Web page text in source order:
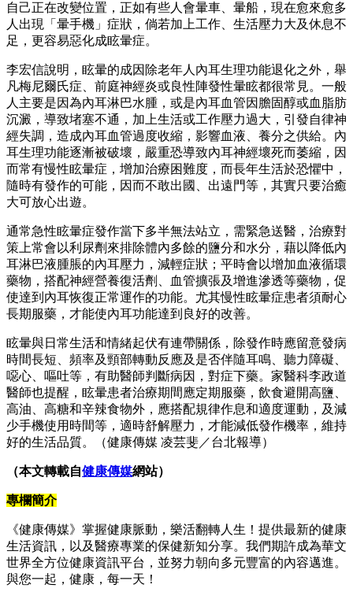
自己正在改變位置，正如有些人會暈車、暈船，現在愈來愈多
人出現「暈手機」症狀，倘若加上工作、生活壓力大及休息不
足，更容易惡化成眩暈症。
李宏信說明，眩暈的成因除老年人內耳生理功能退化之外，舉
凡梅尼爾氏症、前庭神經炎或良性陣發性暈眩都很常見。一般
人主要是因為內耳淋巴水腫，或是內耳血管因膽固醇或血脂肪
沉澱，導致堵塞不通，加上生活或工作壓力過大，引發自律神
經失調，造成內耳血管過度收縮，影響血液、養分之供給。內
耳生理功能逐漸被破壞，嚴重恐導致內耳神經壞死而萎縮，因
而常有慢性眩暈症，增加治療困難度，而長年生活於恐懼中，
隨時有發作的可能，因而不敢出國、出遠門等，其實只要治癒
大可放心出遊。
通常急性眩暈症發作當下多半無法站立，需緊急送醫，治療對
策上常會以利尿劑來排除體內多餘的鹽分和水分，藉以降低內
耳淋巴液腫脹的內耳壓力，減輕症狀；平時會以增加血液循環
藥物，搭配神經營養復活劑、血管擴張及增進滲透等藥物，促
使達到內耳恢復正常運作的功能。尤其慢性眩暈症患者須耐心
長期服藥，才能使內耳功能達到良好的改善。
眩暈與日常生活和情緒起伏有連帶關係，除發作時應留意發病
時間長短、頻率及頸部轉動反應及是否伴隨耳鳴、聽力障礙、
噁心、嘔吐等，有助醫師判斷病因，對症下藥。家醫科李政道
醫師也提醒，眩暈患者治療期間應定期服藥，飲食避開高鹽、
高油、高糖和辛辣食物外，應搭配規律作息和適度運動，及減
少手機使用時間等，適時舒解壓力，才能減低發作機率，維持
好的生活品質。（健康傳媒 凌芸斐／台北報導）
（本文轉載自健康傳媒網站）
專欄簡介
《健康傳媒》掌握健康脈動，樂活翻轉人生！提供最新的健康
生活資訊，以及醫療專業的保健新知分享。我們期許成為華文
世界全方位健康資訊平台，並努力朝向多元豐富的內容邁進。
與您一起，健康，每一天！